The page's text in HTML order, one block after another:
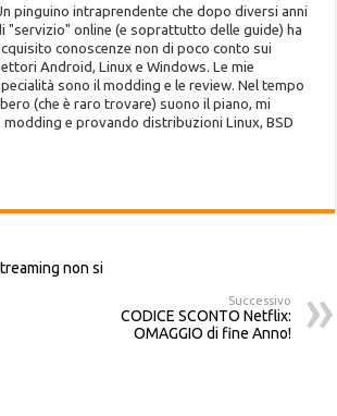
pinguino intraprendente che dopo diversi anni
"servizio" online (e soprattutto delle guide) ha
conoscenze non di poco conto sui
Android, Linux e Windows. Le mie
sono il modding e le review. Nel tempo
(che è raro trovare) suono il piano, mi
e provando distribuzioni Linux, BSD
non si
Successivo
CODICE SCONTO Netflix:
OMAGGIO di fine Anno!